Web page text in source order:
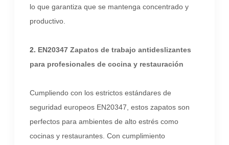
lo que garantiza que se mantenga concentrado y
productivo.
2. EN20347 Zapatos de trabajo antideslizantes
para profesionales de cocina y restauración
Cumpliendo con los estrictos estándares de
seguridad europeos EN20347, estos zapatos son
perfectos para ambientes de alto estrés como
cocinas y restaurantes. Con cumplimiento